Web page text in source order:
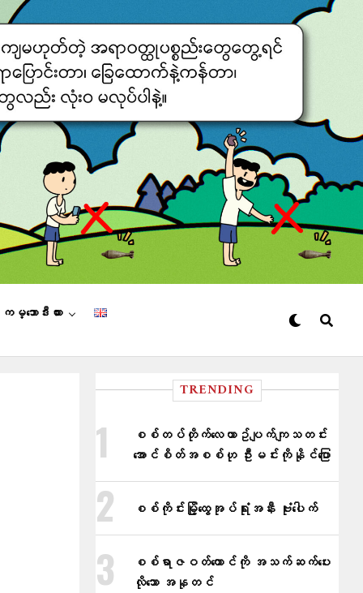
မ္ဘောဒီးယား
TRENDING
စစ်တပ်တိုက်​လေယာဥ်ပျက်ကျသတင်း
အောင်စိတ်အစစ်ဟု ဦးမင်းကိုနိုင်​ပြော
စစ်ကိုင်းမြို့ထွေအုပ်ရုံးအနီး ဗုံးပေါက်
စစ်ရာဇဝတ်ကောင်ကို အသက်ဆက်ပေး
လိုသော အနုတင်